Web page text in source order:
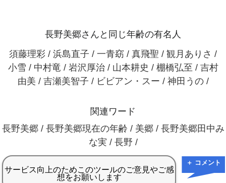
長野美郷さんと同じ年齢の有名人
須藤理彩 / 浜島直子 / 一青窈 / 真飛聖 / 観月ありさ /
小雪 / 中村竜 / 岩沢厚治 / 山本耕史 / 棚橋弘至 / 吉村
由美 / 吉瀬美智子 / ビビアン・スー / 神田うの /
関連ワード
長野美郷 / 長野美郷現在の年齢 / 美郷 / 長野美郷田中み
な実 / 長野 /
＋ コメント